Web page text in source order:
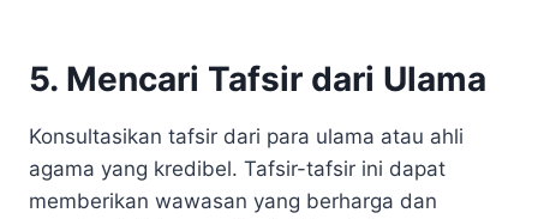
5. Mencari Tafsir dari Ulama
Konsultasikan tafsir dari para ulama atau ahli
agama yang kredibel. Tafsir-tafsir ini dapat
memberikan wawasan yang berharga dan